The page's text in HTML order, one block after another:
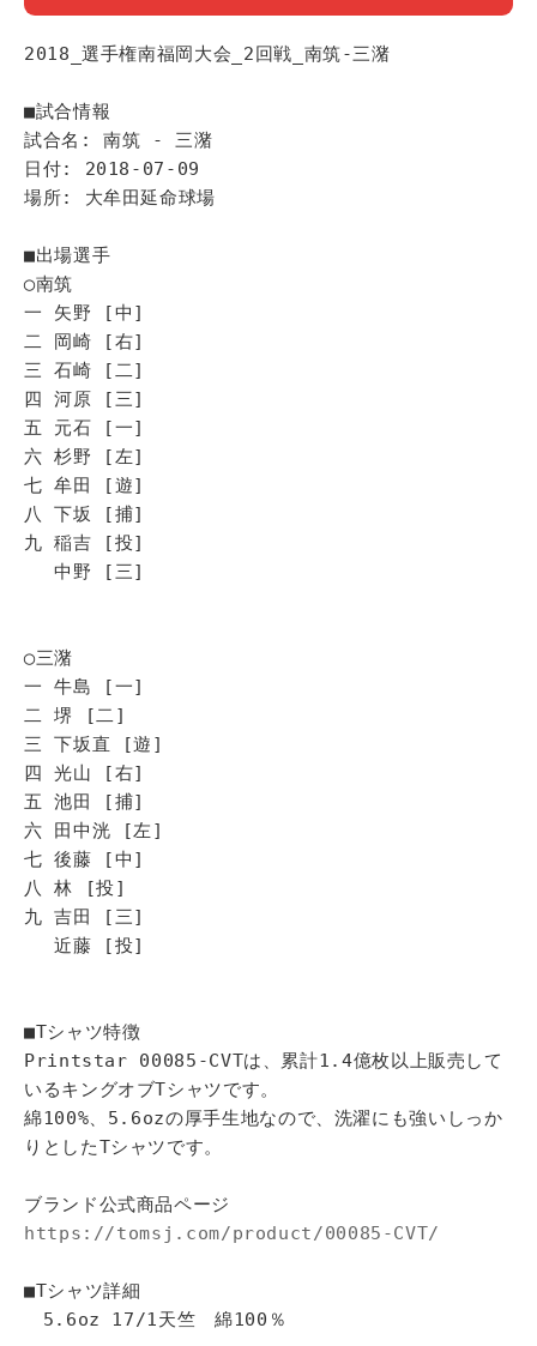
2018_選手権南福岡大会_2回戦_南筑-三潴
■試合情報
試合名: 南筑 - 三潴
日付: 2018-07-09
場所: 大牟田延命球場
■出場選手
◯南筑
一 矢野 [中]
二 岡崎 [右]
三 石崎 [二]
四 河原 [三]
五 元石 [一]
六 杉野 [左]
七 牟田 [遊]
八 下坂 [捕]
九 稲吉 [投]
中野 [三]
◯三潴
一 牛島 [一]
二 堺 [二]
三 下坂直 [遊]
四 光山 [右]
五 池田 [捕]
六 田中洸 [左]
七 後藤 [中]
八 林 [投]
九 吉田 [三]
近藤 [投]
■Tシャツ特徴
Printstar 00085-CVTは、累計1.4億枚以上販売して
いるキングオブTシャツです。
綿100%、5.6ozの厚手生地なので、洗濯にも強いしっか
りとしたTシャツです。
ブランド公式商品ページ
https://tomsj.com/product/00085-CVT/
■Tシャツ詳細
5.6oz 17/1天竺 綿100％